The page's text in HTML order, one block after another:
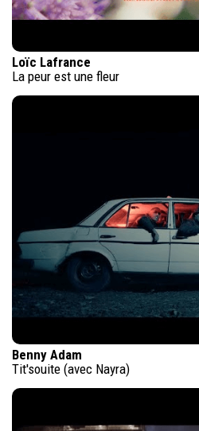
Loïc Lafrance
La peur est une fleur
Benny Adam
Tit'souite (avec Nayra)